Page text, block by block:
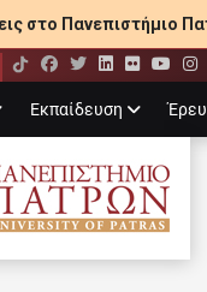
στο Πανεπιστήμιο
Facebook
Twitter
LinkedIn
Flickr
Εκπαίδευση